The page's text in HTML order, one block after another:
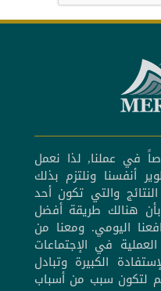
في عملنا, لذا نعمل
أنفسنا ونلتزم بذلك
والتي تكون أحد
بأن هنالك طريقة أفضل
اليومي. ومعنا من
في الإجتماعات
الكبيرة وتبادل
لتكون سبب من أسباب